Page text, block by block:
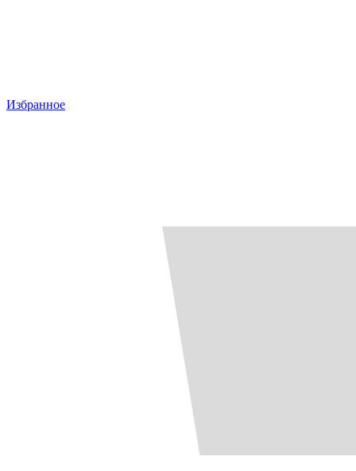
Избранное